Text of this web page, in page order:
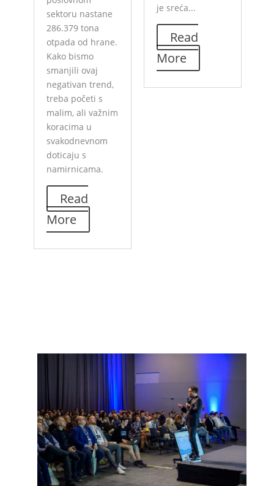
sektoru nastane
286.379 tona
otpada od hrane.
Kako bismo
smanjili ovaj
negativan trend,
treba početi s
malim, ali važnim
koracima u
svakodnevnom
doticaju s
namirnicama.
Read
More
je sreća...
Read
More